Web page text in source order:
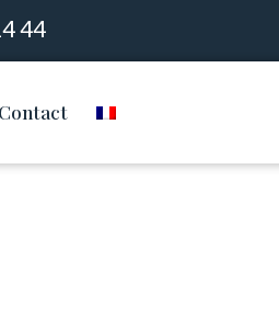
44
Contact